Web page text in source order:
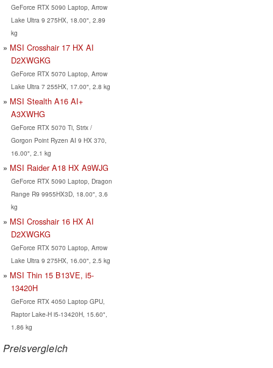
GeForce RTX 5090 Laptop, Arrow
Lake Ultra 9 275HX, 18.00", 2.89
kg
MSI Crosshair 17 HX AI
D2XWGKG
GeForce RTX 5070 Laptop, Arrow
Lake Ultra 7 255HX, 17.00", 2.8 kg
MSI Stealth A16 AI+
A3XWHG
GeForce RTX 5070 Ti, Strix /
Gorgon Point Ryzen AI 9 HX 370,
16.00", 2.1 kg
MSI Raider A18 HX A9WJG
GeForce RTX 5090 Laptop, Dragon
Range R9 9955HX3D, 18.00", 3.6
kg
MSI Crosshair 16 HX AI
D2XWGKG
GeForce RTX 5070 Laptop, Arrow
Lake Ultra 9 275HX, 16.00", 2.5 kg
MSI Thin 15 B13VE, i5-
13420H
GeForce RTX 4050 Laptop GPU,
Raptor Lake-H i5-13420H, 15.60",
1.86 kg
Preisvergleich